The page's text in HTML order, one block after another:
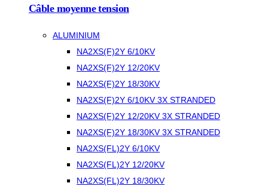
Câble moyenne tension
ALUMINIUM
NA2XS(F)2Y 6/10KV
NA2XS(F)2Y 12/20KV
NA2XS(F)2Y 18/30KV
NA2XS(F)2Y 6/10KV 3X STRANDED
NA2XS(F)2Y 12/20KV 3X STRANDED
NA2XS(F)2Y 18/30KV 3X STRANDED
NA2XS(FL)2Y 6/10KV
NA2XS(FL)2Y 12/20KV
NA2XS(FL)2Y 18/30KV